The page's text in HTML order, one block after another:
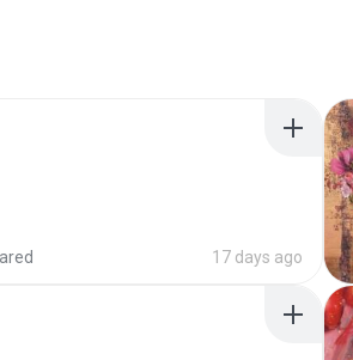
17 days ago